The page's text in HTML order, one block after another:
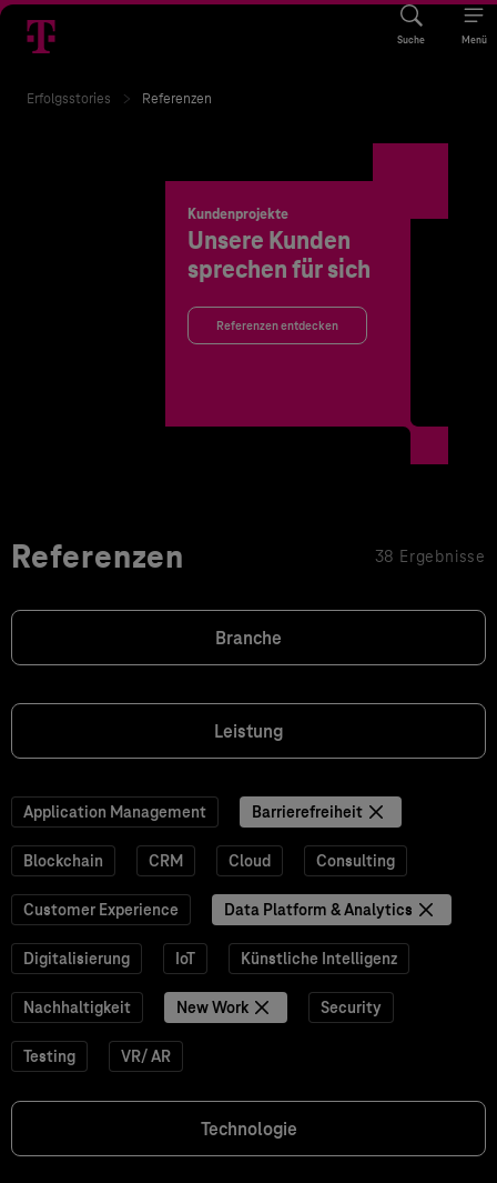
Suche Menü
Erfolgsstories Referenzen
Kundenprojekte
Unsere Kunden
sprechen für sich
Referenzen entdecken
Referenzen 38 Ergebnisse
Branche
Leistung
Application Management Barrierefreiheit
Blockchain CRM Cloud Consulting
Customer Experience Data Platform & Analytics
Digitalisierung IoT Künstliche Intelligenz
Nachhaltigkeit New Work Security
Testing VR/ AR
Technologie